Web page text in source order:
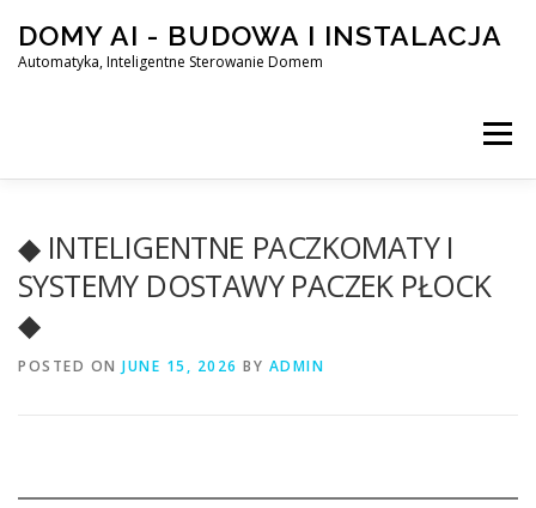
content
DOMY AI - BUDOWA I INSTALACJA
Automatyka, Inteligentne Sterowanie Domem
Menu
◆ INTELIGENTNE PACZKOMATY I
SYSTEMY DOSTAWY PACZEK PŁOCK
◆
POSTED ON JUNE 15, 2026 BY ADMIN